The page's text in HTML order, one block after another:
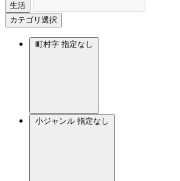
生活
カテゴリ選択
町村字 指定なし
小ジャンル 指定なし